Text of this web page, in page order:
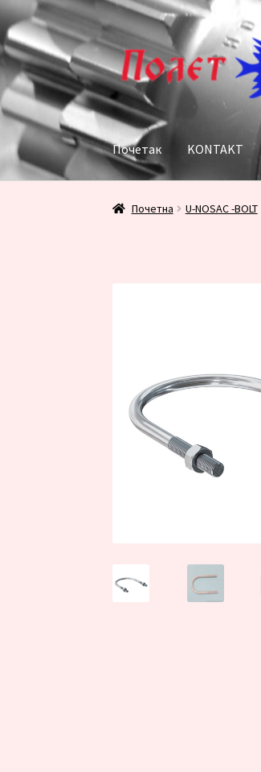
Прескочи
на
навигацију
Скочи
на
садржај
Почетак KONTAKT
Почетак KONTAKT KORPA
Почетна U-NOSAC -BOLT